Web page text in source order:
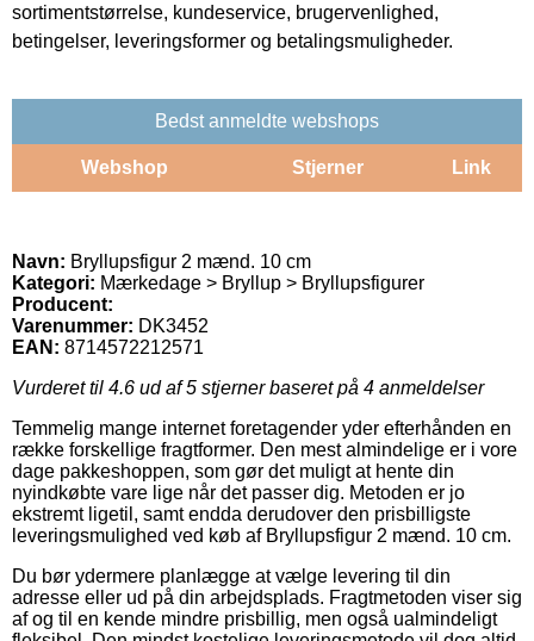
sortimentstørrelse, kundeservice, brugervenlighed,
betingelser, leveringsformer og betalingsmuligheder.
Bedst anmeldte webshops
Webshop Stjerner Link
Navn: Bryllupsfigur 2 mænd. 10 cm
Kategori: Mærkedage > Bryllup > Bryllupsfigurer
Producent:
Varenummer: DK3452
EAN: 8714572212571
Vurderet til 4.6 ud af 5 stjerner baseret på 4 anmeldelser
Temmelig mange internet foretagender yder efterhånden en
række forskellige fragtformer. Den mest almindelige er i vore
dage pakkeshoppen, som gør det muligt at hente din
nyindkøbte vare lige når det passer dig. Metoden er jo
ekstremt ligetil, samt endda derudover den prisbilligste
leveringsmulighed ved køb af Bryllupsfigur 2 mænd. 10 cm.
Du bør ydermere planlægge at vælge levering til din
adresse eller ud på din arbejdsplads. Fragtmetoden viser sig
af og til en kende mindre prisbillig, men også ualmindeligt